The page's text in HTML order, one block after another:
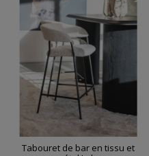
Tabouret de bar en tissu et